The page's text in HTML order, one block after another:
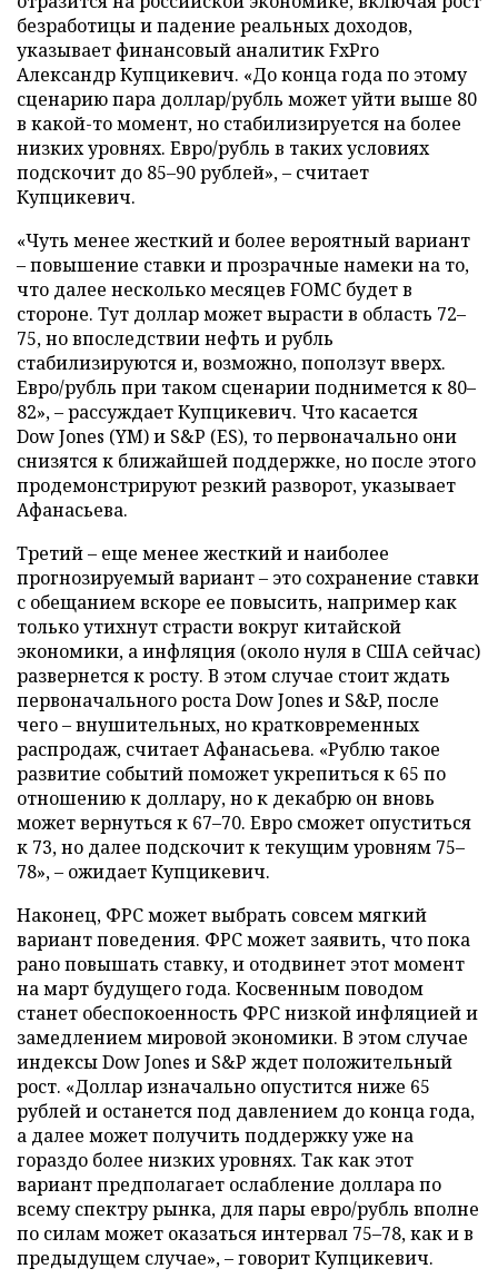
безработицы и падение реальных доходов,
указывает финансовый аналитик FxPro
Александр Купцикевич. «До конца года по этому
сценарию пара доллар/рубль может уйти выше 80
в какой-то момент, но стабилизируется на более
низких уровнях. Евро/рубль в таких условиях
подскочит до 85–90 рублей», – считает
Купцикевич.
«Чуть менее жесткий и более вероятный вариант
– повышение ставки и прозрачные намеки на то,
что далее несколько месяцев FOMC будет в
стороне. Тут доллар может вырасти в область 72–
75, но впоследствии нефть и рубль
стабилизируются и, возможно, поползут вверх.
Евро/рубль при таком сценарии поднимется к 80–
82», – рассуждает Купцикевич. Что касается
Dow Jones (YM) и S&P (ES), то первоначально они
снизятся к ближайшей поддержке, но после этого
продемонстрируют резкий разворот, указывает
Афанасьева.
Третий – еще менее жесткий и наиболее
прогнозируемый вариант – это сохранение ставки
с обещанием вскоре ее повысить, например как
только утихнут страсти вокруг китайской
экономики, а инфляция (около нуля в США сейчас)
развернется к росту. В этом случае стоит ждать
первоначального роста Dow Jones и S&P, после
чего – внушительных, но кратковременных
распродаж, считает Афанасьева. «Рублю такое
развитие событий поможет укрепиться к 65 по
отношению к доллару, но к декабрю он вновь
может вернуться к 67–70. Евро сможет опуститься
к 73, но далее подскочит к текущим уровням 75–
78», – ожидает Купцикевич.
Наконец, ФРС может выбрать совсем мягкий
вариант поведения. ФРС может заявить, что пока
рано повышать ставку, и отодвинет этот момент
на март будущего года. Косвенным поводом
станет обеспокоенность ФРС низкой инфляцией и
замедлением мировой экономики. В этом случае
индексы Dow Jones и S&P ждет положительный
рост. «Доллар изначально опустится ниже 65
рублей и останется под давлением до конца года,
а далее может получить поддержку уже на
гораздо более низких уровнях. Так как этот
вариант предполагает ослабление доллара по
всему спектру рынка, для пары евро/рубль вполне
по силам может оказаться интервал 75–78, как и в
предыдущем случае», – говорит Купцикевич.